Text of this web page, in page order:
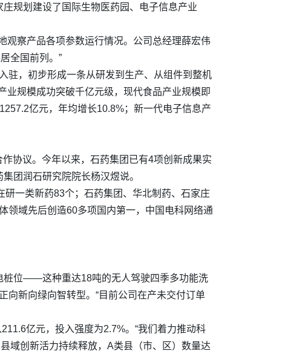
规划建设了国际生物医药园、电子信息产业
观察产品各项参数运行情况。公司总经理薛宏伟
全国前列。”
驻，初步形成一条从研发到生产、从组件到整机
业规模成功突破千亿元级，现代食品产业规模即
亿元，年均增长10.8%；新一代电子信息产
协议。今年以来，石药集团已有4项创新成果实
团润石研究院院长杨汉煜说。
一类新药83个；石药集团、华北制药、石家庄
领域先后创造60多项国内第一，中国电科网络通
桩位——这种重达18吨的无人驾驶四季多功能洗
向新向绿向智转型。“目前公司在产未交付订单
亿元，投入强度为2.7%。“我们着力推动科
域创新活力持续释放，A类县（市、区）数量达